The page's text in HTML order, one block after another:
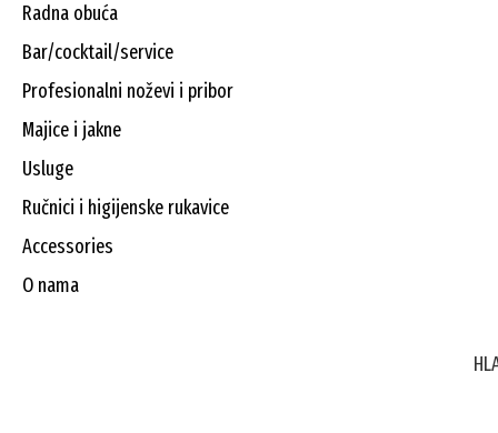
radna obuća
bar/cocktail/service
profesionalni noževi i pribor
majice i jakne
usluge
ručnici i higijenske rukavice
accessories
o nama